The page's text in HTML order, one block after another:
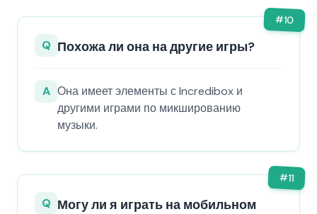
#10
Q Похожа ли она на другие игры?
A Она имеет элементы с Incredibox и
другими играми по микшированию
музыки.
#11
Q Могу ли я играть на мобильном